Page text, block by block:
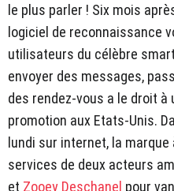
le plus parler ! Six mois
logiciel de reconnaissance
utilisateurs du célèbre
envoyer des messages,
des rendez-vous a le droit à
promotion aux Etats-Unis.
lundi sur internet, la
services de deux acteurs
et Zooey Deschanel pour